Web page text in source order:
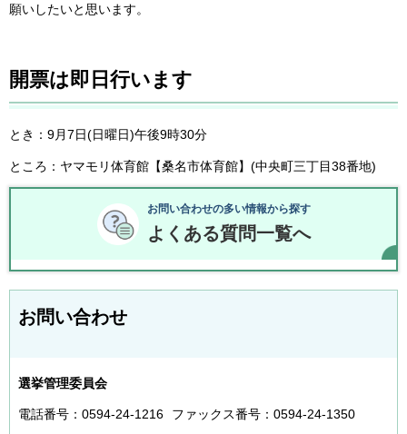
願いしたいと思います。
開票は即日行います
とき：9月7日(日曜日)午後9時30分
ところ：ヤマモリ体育館【桑名市体育館】(中央町三丁目38番地)
お問い合わせの多い情報から探す
よくある質問一覧へ
お問い合わせ
選挙管理委員会
電話番号：0594-24-1216 ファックス番号：0594-24-1350